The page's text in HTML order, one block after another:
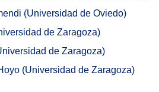
(Universidad de Oviedo)
de Zaragoza)
de Zaragoza)
(Universidad de Zaragoza)